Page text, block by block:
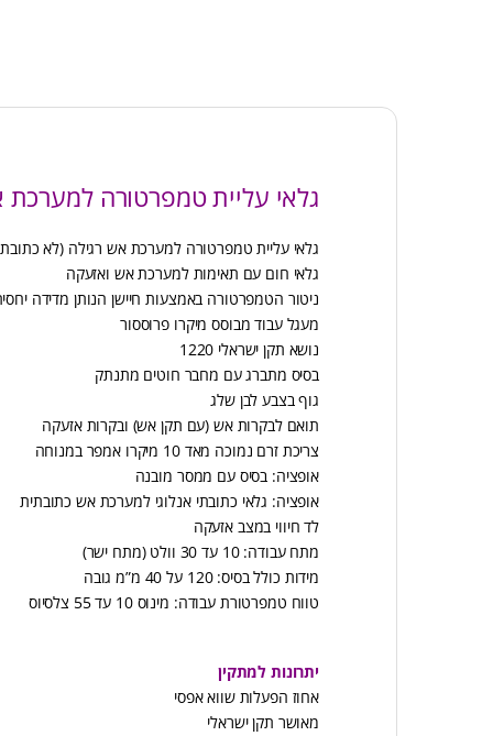
גלאי עליית טמפרטורה
גלאי עליית טמפרטורה למערכת אש רגילה (לא
גלאי חום עם תאימות למערכת אש ואזעקה
ניטור הטמפרטורה באמצעות חיישן הנותן מדידה
מעגל עבוד מבוסס מיקרו פרוססור
נושא תקן ישראלי 1220
בסיס מתברג עם מחבר חוטים מתנתק
גוף בצבע לבן שלג
תואם לבקרות אש (עם תקן אש) ובקרות אזעקה
צריכת זרם נמוכה מאד 10 מיקרו אמפר במנוחה
אופציה: בסיס עם ממסר מובנה
אופציה: גלאי כתובתי אנלוגי למערכת אש כתובתית
לד חיווי במצב אזעקה
מתח עבודה: 10 עד 30 וולט (מתח ישר)
מידות כולל בסיס: 120 על 40 מ”מ גובה
טווח טמפרטורת עבודה: מינוס 10 עד 55 צלסיוס
יתרונות למתקין
אחוז הפעלות שווא אפסי
מאושר תקן ישראלי